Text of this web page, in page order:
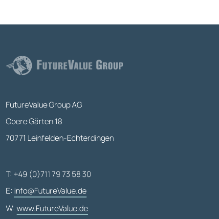
FutureValue Group AG
Obere Gärten 18
70771 Leinfelden-Echterdingen
T: +49 (0)711 79 73 58 30
E: info@FutureValue.de
W: www.FutureValue.de